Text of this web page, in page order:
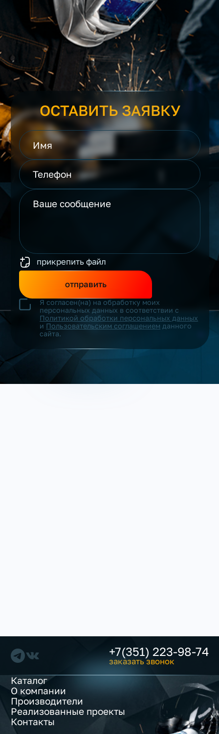
ОСТАВИТЬ ЗАЯВКУ
прикрепить файл
отправить
Я согласен(на) на обработку моих
персональных данных в соответствии с
Политикой обработки персональных данных
и Пользовательским соглашением данного
сайта.
+7(351) 223-98-74
заказать звонок
Каталог
О компании
Производители
Реализованные проекты
Контакты